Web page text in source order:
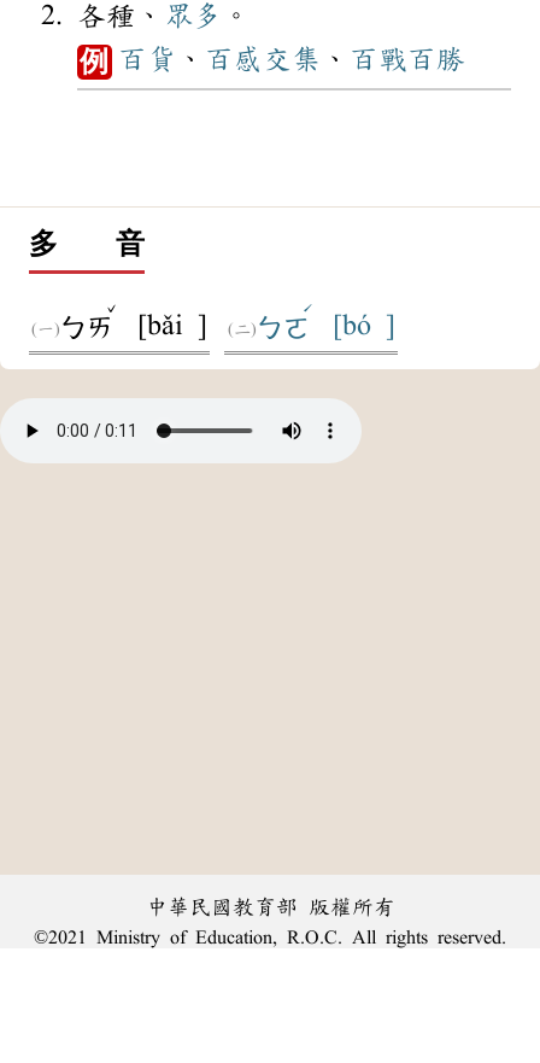
各種、 眾多 。
例 百貨 、 百感交集 、 百戰百勝
多 音
ㄅㄞ
ˇ
[bǎi ] ㄅㄛ
ˊ
[bó ]
中華民國教育部 版權所有
©2021 Ministry of Education, R.O.C. All rights reserved.